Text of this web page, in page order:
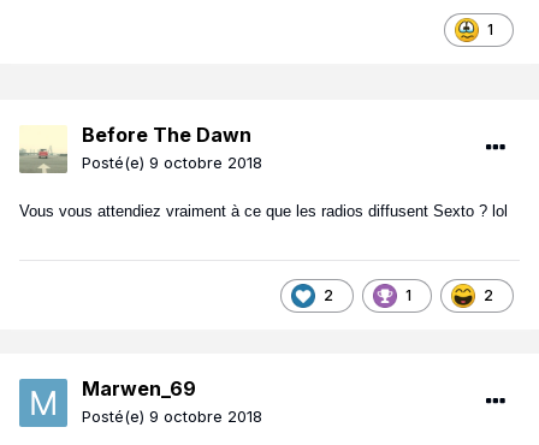
1
Before The Dawn
Posté(e) 9 octobre 2018
Vous vous attendiez vraiment à ce que les radios diffusent Sexto ? lol
2 1 2
Marwen_69
Posté(e) 9 octobre 2018